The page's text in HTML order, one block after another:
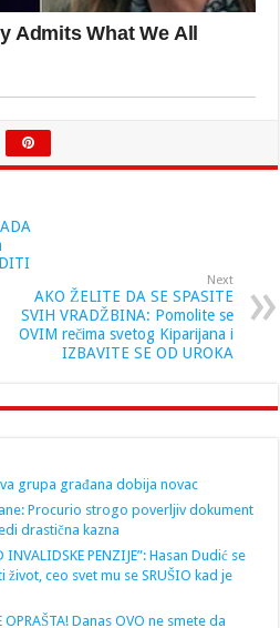
Next
AKO ŽELITE DA SE SPASITE
SVIH VRADŽBINA: Pomolite se
OVIM rečima svetog Kiparijana i
IZBAVITE SE OD UROKA
grupa građana dobija novac
Procurio strogo poverljiv dokument
drastična kazna
PENZIJE”: Hasan Dudić se
ceo svet mu se SRUŠIO kad je
OPRAŠTA! Danas OVO ne smete da